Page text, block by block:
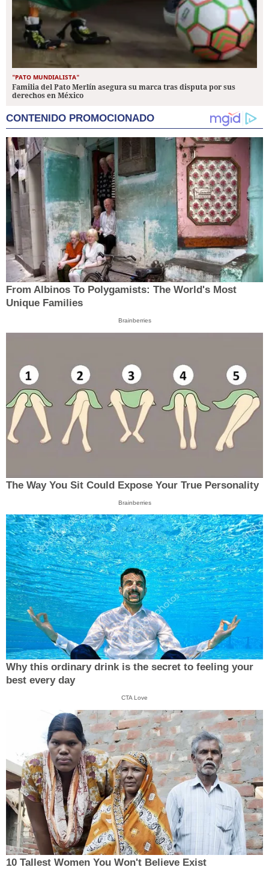
"PATO MUNDIALISTA"
Familia del Pato Merlín asegura su marca tras disputa por sus
derechos en México
CONTENIDO PROMOCIONADO
From Albinos To Polygamists: The World's Most
Unique Families
Brainberries
The Way You Sit Could Expose Your True Personality
Brainberries
Why this ordinary drink is the secret to feeling your
best every day
CTA Love
10 Tallest Women You Won't Believe Exist